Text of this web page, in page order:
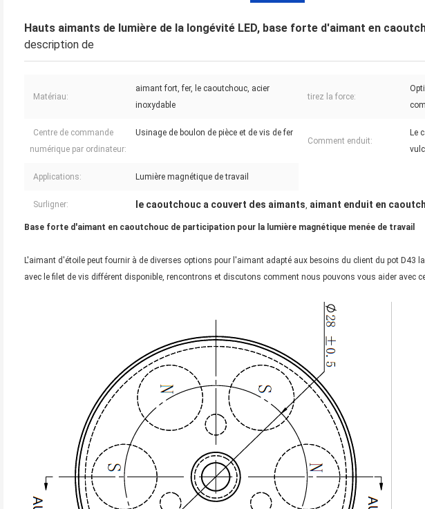
Hauts aimants de lumière de la longévité LED, base forte d'aimant en
description de
Matériau:
aimant fort, fer, le caoutchouc, acier
inoxydable
tirez la force:
Centre de commande
numérique par ordinateur:
Usinage de boulon de pièce et de vis de fer
Comment enduit:
Le
Applications: Lumière magnétique de travail
Surligner: le caoutchouc a couvert des aimants, aimant enduit en
Base forte d'aimant en caoutchouc de participation pour la lumière magnétique menée de travail
L'aimant d'étoile peut fournir à de diverses options pour l'aimant adapté aux besoins du client du pot D43
avec le filet de vis différent disponible, rencontrons et discutons comment nous pouvons vous aider avec